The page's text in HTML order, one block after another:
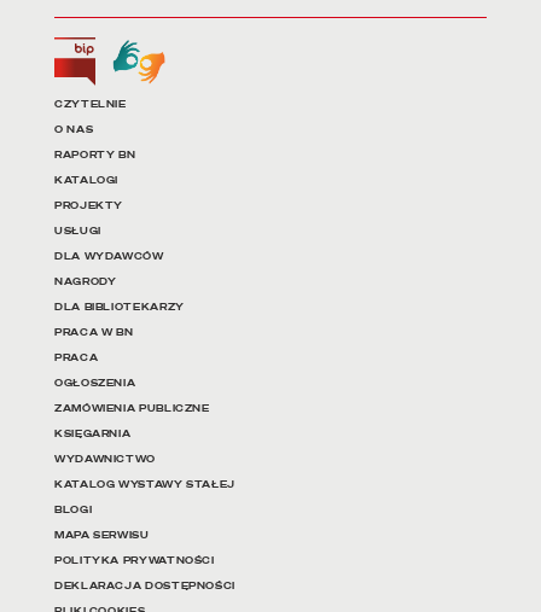
Biuletyn Informacji Publicznej
Tłumacz języka migowego
Linki do najważniejszych
CZYTELNIE
O NAS
RAPORTY BN
KATALOGI
PROJEKTY
USŁUGI
DLA WYDAWCÓW
NAGRODY
DLA BIBLIOTEKARZY
PRACA W BN
PRACA
OGŁOSZENIA
ZAMÓWIENIA PUBLICZNE
KSIĘGARNIA
WYDAWNICTWO
KATALOG WYSTAWY STAŁEJ
BLOGI
MAPA SERWISU
POLITYKA PRYWATNOŚCI
DEKLARACJA DOSTĘPNOŚCI